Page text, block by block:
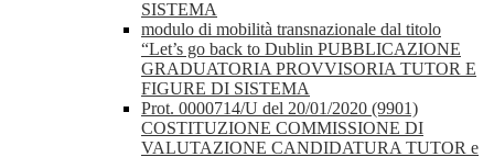
SISTEMA
modulo di mobilità transnazionale dal titolo
“Let’s go back to Dublin PUBBLICAZIONE
GRADUATORIA PROVVISORIA TUTOR E
FIGURE DI SISTEMA
Prot. 0000714/U del 20/01/2020 (9901)
COSTITUZIONE COMMISSIONE DI
VALUTAZIONE CANDIDATURA TUTOR e